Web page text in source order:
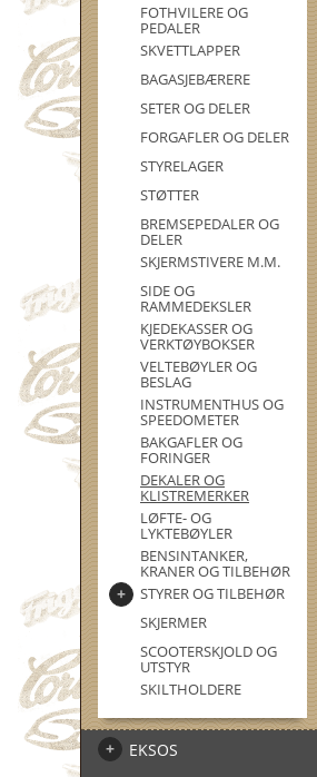
FOTHVILERE OG
PEDALER
SKVETTLAPPER
BAGASJEBÆRERE
SETER OG DELER
FORGAFLER OG DELER
STYRELAGER
STØTTER
BREMSEPEDALER OG
DELER
SKJERMSTIVERE M.M.
SIDE OG
RAMMEDEKSLER
KJEDEKASSER OG
VERKTØYBOKSER
VELTEBØYLER OG
BESLAG
INSTRUMENTHUS OG
SPEEDOMETER
BAKGAFLER OG
FORINGER
DEKALER OG
KLISTREMERKER
LØFTE- OG
LYKTEBØYLER
BENSINTANKER,
KRANER OG TILBEHØR
STYRER OG TILBEHØR
SKJERMER
SCOOTERSKJOLD OG
UTSTYR
SKILTHOLDERE
EKSOS